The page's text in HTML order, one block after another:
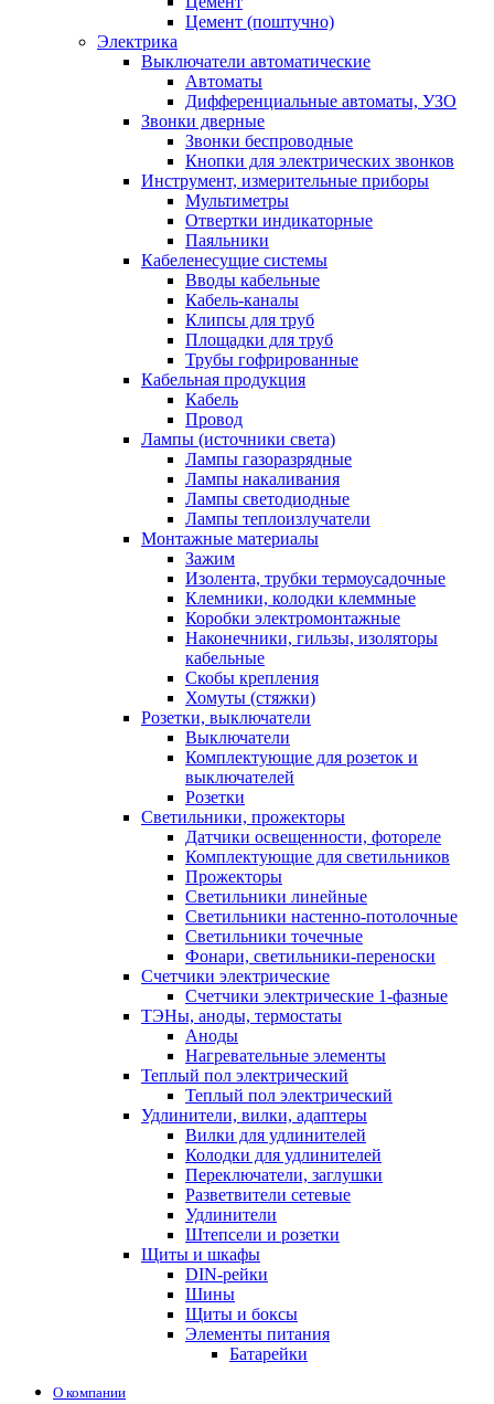
Цемент (поштучно)
Электрика
Выключатели автоматические
Автоматы
Дифференциальные автоматы, УЗО
Звонки дверные
Звонки беспроводные
Кнопки для электрических звонков
Инструмент, измерительные приборы
Мультиметры
Отвертки индикаторные
Паяльники
Кабеленесущие системы
Вводы кабельные
Кабель-каналы
Клипсы для труб
Площадки для труб
Трубы гофрированные
Кабельная продукция
Кабель
Провод
Лампы (источники света)
Лампы газоразрядные
Лампы накаливания
Лампы светодиодные
Лампы теплоизлучатели
Монтажные материалы
Зажим
Изолента, трубки термоусадочные
Клемники, колодки клеммные
Коробки электромонтажные
Наконечники, гильзы, изоляторы
кабельные
Скобы крепления
Хомуты (стяжки)
Розетки, выключатели
Выключатели
Комплектующие для розеток и
выключателей
Розетки
Светильники, прожекторы
Датчики освещенности, фотореле
Комплектующие для светильников
Прожекторы
Светильники линейные
Светильники настенно-потолочные
Светильники точечные
Фонари, светильники-переноски
Счетчики электрические
Счетчики электрические 1-фазные
ТЭНы, аноды, термостаты
Аноды
Нагревательные элементы
Теплый пол электрический
Теплый пол электрический
Удлинители, вилки, адаптеры
Вилки для удлинителей
Колодки для удлинителей
Переключатели, заглушки
Разветвители сетевые
Удлинители
Штепсели и розетки
Щиты и шкафы
DIN-рейки
Шины
Щиты и боксы
Элементы питания
Батарейки
О компании